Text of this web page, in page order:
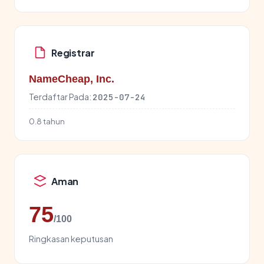
Registrar
NameCheap, Inc.
Terdaftar Pada: 2025-07-24
0.8 tahun
Aman
75/100
Ringkasan keputusan